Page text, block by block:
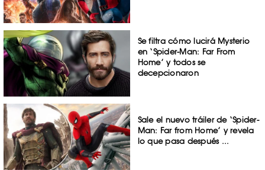
Se filtra cómo lucirá Mysterio
en ‘Spider-Man: Far From
Home’ y todos se
decepcionaron
Sale el nuevo tráiler de ‘Spider-
Man: Far from Home’ y revela
lo que pasa después ...